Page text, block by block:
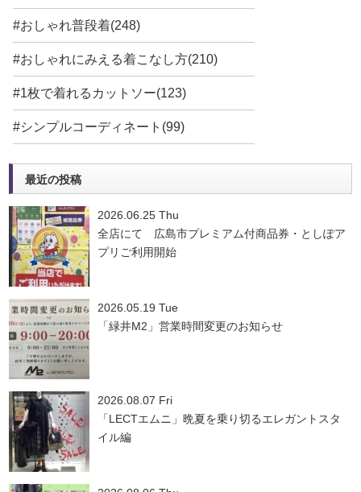
#おしゃれ普段着(248)
#おしゃれにみえる着こなし方(210)
#1枚で着れるカットソー(123)
#シンプルコーディネート(99)
最近の投稿
2026.06.25 Thu
全店にて 広島市プレミアム付商品券・としぽア
プリご利用開始
2026.05.19 Tue
「緑井M2」営業時間変更のお知らせ
2026.08.07 Fri
「LECTエムニ」晩夏を乗り切るエレガントスタ
イル編